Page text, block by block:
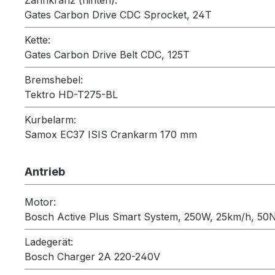
Gates Carbon Drive CDC Sprocket, 24T
Kette:
Gates Carbon Drive Belt CDC, 125T
Bremshebel:
Tektro HD-T275-BL
Kurbelarm:
Samox EC37 ISIS Crankarm 170 mm
Antrieb
Motor:
Bosch Active Plus Smart System, 250W, 25km/h,
Ladegerät:
Bosch Charger 2A 220-240V